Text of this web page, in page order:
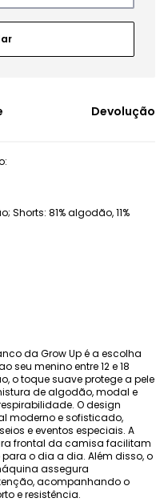
Devolução
81% algodão, 11%
da Grow Up é a escolha
seu menino entre 12 e 18
o toque suave protege a pele
de algodão, modal e
O design
moderno e sofisticado,
e eventos especiais. A
frontal da camisa facilitam
o dia a dia. Além disso, o
assegura
acompanhando o
e resistência.